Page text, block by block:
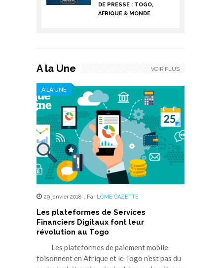
DE PRESSE : TOGO,
AFRIQUE & MONDE
A la Une
A LA UNE
29 janvier 2018 , Par LOME GAZETTE
Les plateformes de Services
Financiers Digitaux font leur
révolution au Togo
Les plateformes de paiement mobile
foisonnent en Afrique et le Togo n’est pas du
VOIR PLUS